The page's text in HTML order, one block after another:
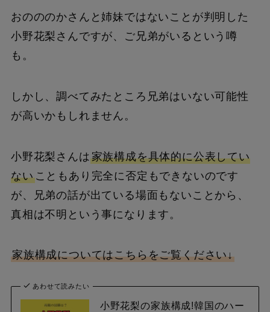
おのののかさんと姉妹ではないことが判明した
小野花梨さんですが、ご兄弟がいるという噂
も。
しかし、調べてみたところ兄弟はいない可能性
が高いかもしれません。
小野花梨さんは 家族構成を具体的に公表してい
ないこともあり完全に否定もできないのです
が、兄弟の話が出ている場面もないことから、
真相は不明という事になります。
家族構成についてはこちらをご覧ください↓
あわせて読みたい
小野花梨の家族構成!韓国のハー